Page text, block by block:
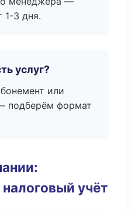
1-3 дня.
услуг?
или
подберём формат
учёт